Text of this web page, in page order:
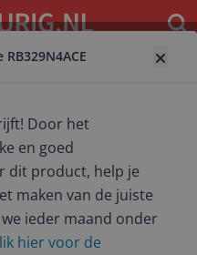
Door het
en goed
dit product, help je
maken van de juiste
ieder maand onder
hier voor de
prijs!